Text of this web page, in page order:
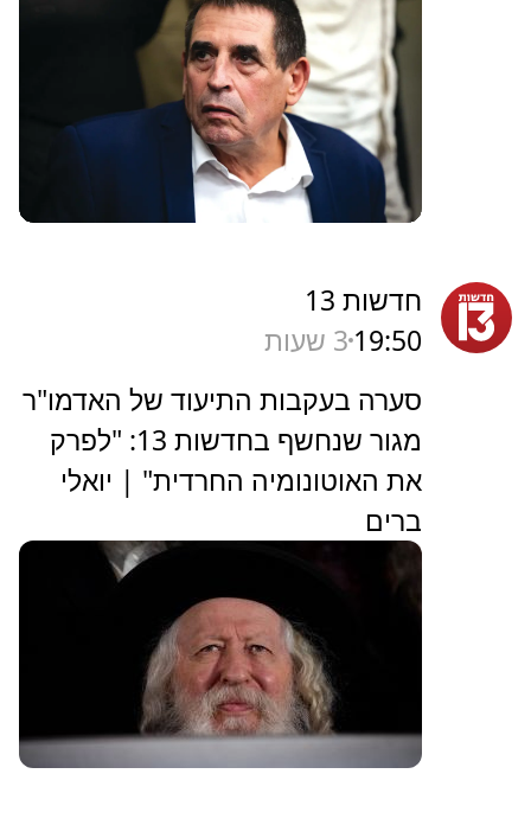
חדשות 13
19:50 3 שעות
סערה בעקבות התיעוד של האדמו"ר
מגור שנחשף בחדשות 13: "לפרק
את האוטונומיה החרדית" | יואלי
ברים